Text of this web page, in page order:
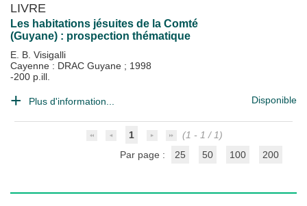
LIVRE
Les habitations jésuites de la Comté
(Guyane) : prospection thématique
E. B. Visigalli
Cayenne : DRAC Guyane ; 1998
-200 p.ill.
Plus d'information... Disponible
1
(1 - 1 / 1)
Par page :
25 50 100 200